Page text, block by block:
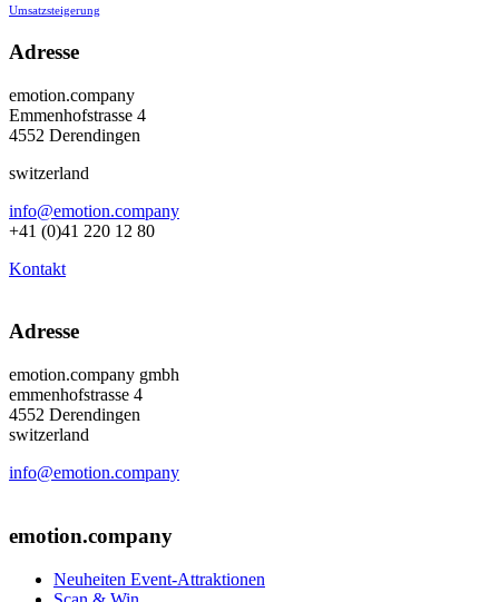
Umsatzsteigerung
Adresse
emotion.company
Emmenhofstrasse 4
4552 Derendingen
switzerland
info@emotion.company
+41 (0)41 220 12 80
Kontakt
Adresse
emotion.company gmbh
emmenhofstrasse 4
4552 Derendingen
switzerland
info@emotion.company
emotion.company
Neuheiten Event-Attraktionen